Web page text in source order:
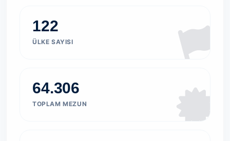
122
ÜLKE SAYISI
64.306
TOPLAM MEZUN